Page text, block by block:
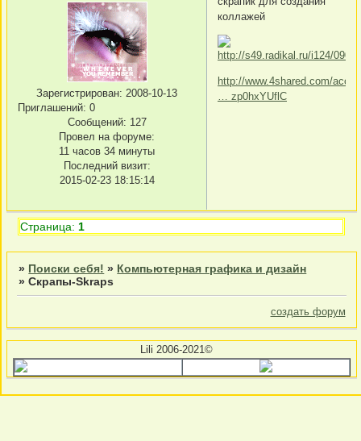
Зарегистрирован: 2008-10-13
Приглашений: 0
Сообщений: 127
Провел на форуме:
11 часов 34 минуты
Последний визит:
2015-02-23 18:15:14
коллажей
http://www.4shared.com/
… zp0hxYUflC
Страница: 1
» Поиски себя! » Компьютерная графика и дизайн
»Скрапы-Skraps
создать форум
Lili 2006-2021©